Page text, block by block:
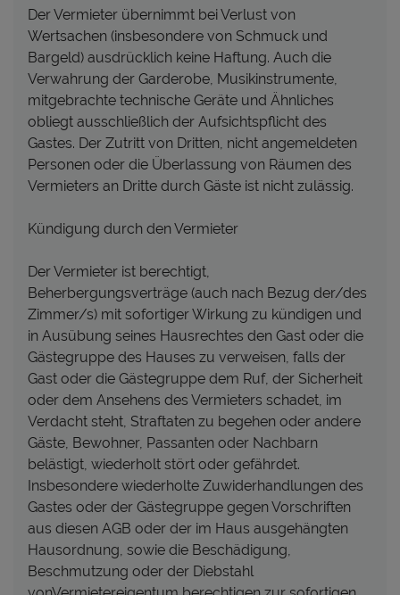
Der Vermieter übernimmt bei Verlust von
Wertsachen (insbesondere von Schmuck und
Bargeld) ausdrücklich keine Haftung. Auch die
Verwahrung der Garderobe, Musikinstrumente,
mitgebrachte technische Geräte und Ähnliches
obliegt ausschließlich der Aufsichtspflicht des
Gastes. Der Zutritt von Dritten, nicht angemeldeten
Personen oder die Überlassung von Räumen des
Vermieters an Dritte durch Gäste ist nicht zulässig.
Kündigung durch den Vermieter
Der Vermieter ist berechtigt,
Beherbergungsverträge (auch nach Bezug der/des
Zimmer/s) mit sofortiger Wirkung zu kündigen und
in Ausübung seines Hausrechtes den Gast oder die
Gästegruppe des Hauses zu verweisen, falls der
Gast oder die Gästegruppe dem Ruf, der Sicherheit
oder dem Ansehens des Vermieters schadet, im
Verdacht steht, Straftaten zu begehen oder andere
Gäste, Bewohner, Passanten oder Nachbarn
belästigt, wiederholt stört oder gefährdet.
Insbesondere wiederholte Zuwiderhandlungen des
Gastes oder der Gästegruppe gegen Vorschriften
aus diesen AGB oder der im Haus ausgehängten
Hausordnung, sowie die Beschädigung,
Beschmutzung oder der Diebstahl